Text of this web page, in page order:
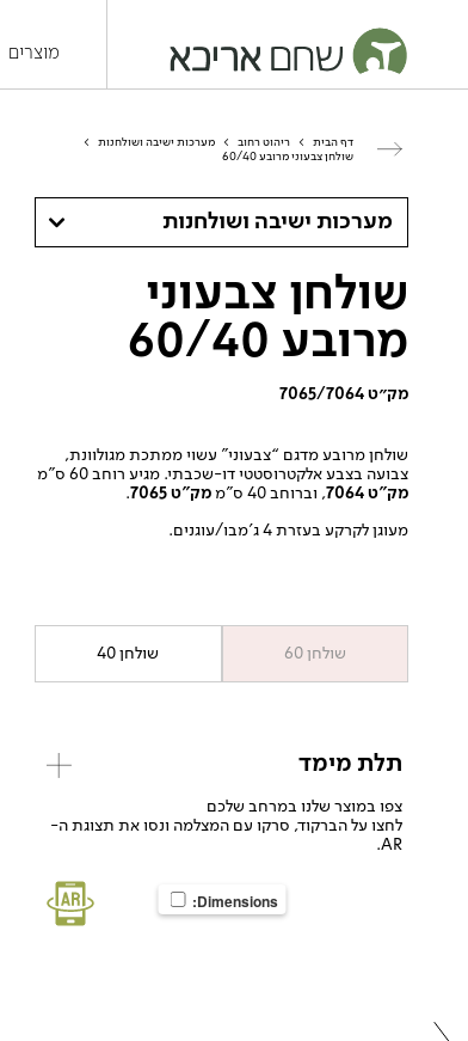
מוצרים
דף הבית > ריהוט רחוב > מערכות ישיבה ושולחנות
>
שולחן צבעוני מרובע 60/40
מערכות ישיבה ושולחנות
שולחן צבעוני
מרובע 60/40
מק״ט 7065/7064
שולחן מרובע מדגם “צבעוני” עשוי ממתכת מגולוונת,
צבועה בצבע אלקטרוסטטי דו-שכבתי. מגיע רוחב 60 ס”מ
מק”ט 7064
, וברוחב 40 ס”מ מק”ט 7065 .
מעוגן לקרקע בעזרת 4 ג’מבו/עוגנים.
שולחן 60 שולחן 40
תלת מימד
צפו במוצר שלנו במרחב שלכם
לחצו על הברקוד, סרקו עם המצלמה ונסו את תצוגת ה-
AR.
Dimensions: